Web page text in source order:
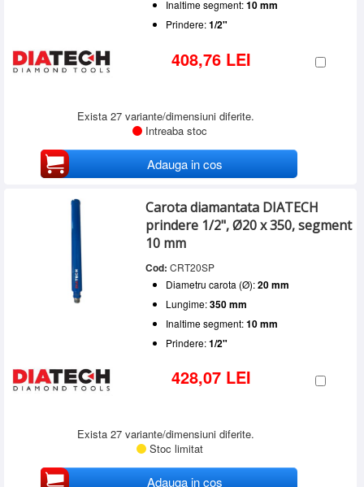
Inaltime segment:10 mm
Prindere:1/2"
408,76 LEI
Exista 27 variante/dimensiuni diferite.
Intreaba stoc
Adauga in cos
Carota diamantata DIATECH
prindere 1/2", Ø20 x 350, segment
10 mm
Cod: CRT20SP
Diametru carota (Ø):20 mm
Lungime:350 mm
Inaltime segment:10 mm
Prindere:1/2"
428,07 LEI
Exista 27 variante/dimensiuni diferite.
Stoc limitat
Adauga in cos